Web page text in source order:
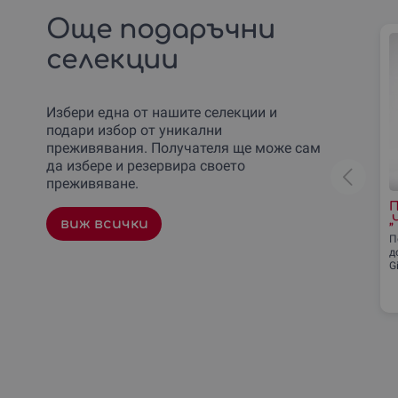
Още подаръчни
селекции
Избери една от нашите селекции и
подари избор от уникални
преживявания. Получателя ще може сам
да избере и резервира своето
преживяване.
виж всички